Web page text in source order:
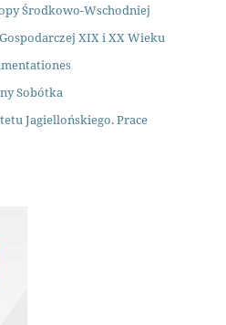
Środkowo-Wschodniej
XIX i XX Wieku
Sobótka
Jagiellońskiego. Prace